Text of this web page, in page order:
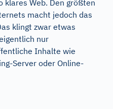
klares Web. Den größten
macht jedoch das
klingt zwar etwas
nur
Inhalte wie
Server oder Online-